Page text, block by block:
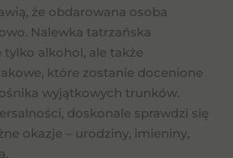
że obdarowana osoba
Nalewka tatrzańska
alkohol, ale także
które zostanie docenione
wyjątkowych trunków.
doskonale sprawdzi się
okazje – urodziny, imieniny,